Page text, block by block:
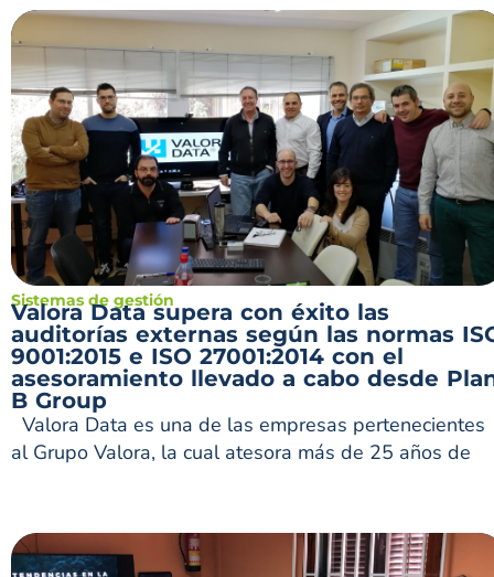
Sistemas de gestión
Valora Data supera con éxito las
auditorías externas según las normas
9001:2015 e ISO 27001:2014 con el
asesoramiento llevado a cabo desde
B Group
Valora Data es una de las empresas pertenecientes
al Grupo Valora, la cual atesora más de 25 años de